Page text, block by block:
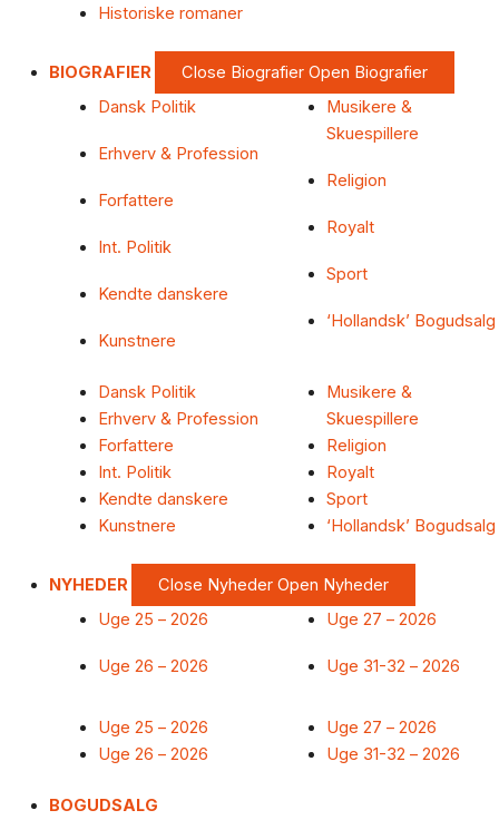
Historiske romaner
BIOGRAFIER Close Biografier Open Biografier
Dansk Politik
Erhverv & Profession
Forfattere
Int. Politik
Kendte danskere
Kunstnere
Musikere &
Skuespillere
Religion
Royalt
Sport
‘Hollandsk’ Bogudsalg
Dansk Politik
Erhverv & Profession
Forfattere
Int. Politik
Kendte danskere
Kunstnere
Musikere &
Skuespillere
Religion
Royalt
Sport
‘Hollandsk’ Bogudsalg
NYHEDER Close Nyheder Open Nyheder
Uge 25 – 2026
Uge 26 – 2026
Uge 27 – 2026
Uge 31-32 – 2026
Uge 25 – 2026
Uge 26 – 2026
Uge 27 – 2026
Uge 31-32 – 2026
BOGUDSALG